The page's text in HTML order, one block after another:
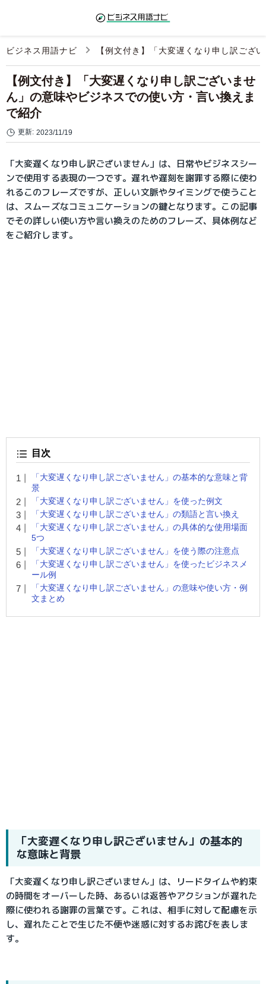
ビジネス用語ナビ 【例文付き】「大変遅くなり申し訳ござ
【例文付き】「大変遅くなり申し訳ございませ
ん」の意味やビジネスでの使い方・言い換えま
で紹介
更新: 2023/11/19
「大変遅くなり申し訳ございません」は、日常やビジネスシー
ンで使用する表現の一つです。遅れや遅刻を謝罪する際に使わ
れるこのフレーズですが、正しい文脈やタイミングで使うこと
は、スムーズなコミュニケーションの鍵となります。この記事
でその詳しい使い方や言い換えのためのフレーズ、具体例など
をご紹介します。
目次
「大変遅くなり申し訳ございません」の基本的な意味と背
景
「大変遅くなり申し訳ございません」を使った例文
「大変遅くなり申し訳ございません」の類語と言い換え
「大変遅くなり申し訳ございません」の具体的な使用場面
5つ
「大変遅くなり申し訳ございません」を使う際の注意点
「大変遅くなり申し訳ございません」を使ったビジネスメ
ール例
「大変遅くなり申し訳ございません」の意味や使い方・例
文まとめ
「大変遅くなり申し訳ございません」の基本的
な意味と背景
「大変遅くなり申し訳ございません」は、リードタイムや約束
の時間をオーバーした時、あるいは返答やアクションが遅れた
際に使われる謝罪の言葉です。これは、相手に対して配慮を示
し、遅れたことで生じた不便や迷惑に対するお詫びを表しま
す。